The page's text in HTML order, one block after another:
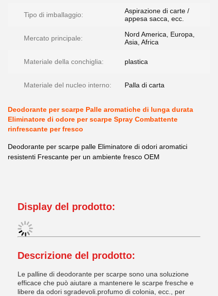
Tipo di imballaggio:
Aspirazione di carte /
appesa sacca, ecc.
Mercato principale:
Nord America, Europa,
Asia, Africa
Materiale della conchiglia: plastica
Materiale del nucleo interno: Palla di carta
Deodorante per scarpe Palle aromatiche di lunga durata
Eliminatore di odore per scarpe Spray Combattente
rinfrescante per fresco
Deodorante per scarpe palle Eliminatore di odori aromatici
resistenti Frescante per un ambiente fresco OEM
Display del prodotto:
Descrizione del prodotto:
Le palline di deodorante per scarpe sono una soluzione
efficace che può aiutare a mantenere le scarpe fresche e
libere da odori sgradevoli.profumo di colonia, ecc., per